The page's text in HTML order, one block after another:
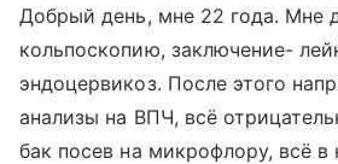
Добрый день, мне 22 года. Мне
кольпоскопию, заключение-
эндоцервикоз. После этого
анализы на ВПЧ, всё
бак посев на микрофлору, всё